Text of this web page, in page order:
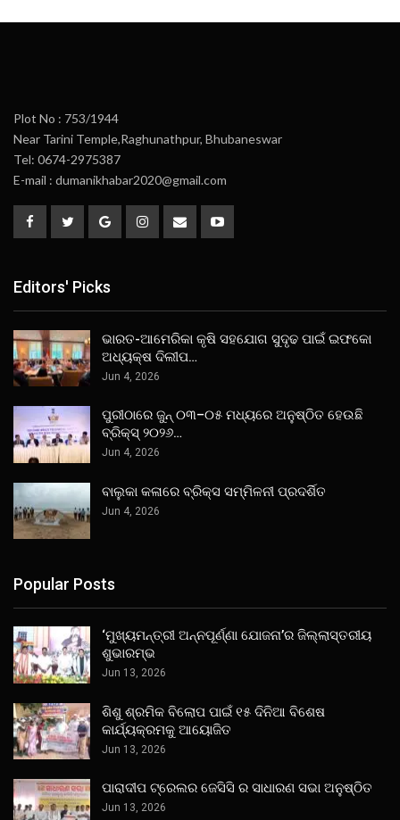
Plot No : 753/1944
Near Tarini Temple,Raghunathpur, Bhubaneswar
Tel: 0674-2975387
E-mail : dumanikhabar2020@gmail.com
Editors' Picks
ଭାରତ-ଆମେରିକା କୃଷି ସହଯୋଗ ସୁଦୃଢ ପାଇଁ ଇଫକୋ
ଅଧ୍ୟକ୍ଷ ଦିଲୀପ…
Jun 4, 2026
ପୁରୀଠାରେ ଜୁନ୍ ୦୩–୦୫ ମଧ୍ୟରେ ଅନୁଷ୍ଠିତ ହେଉଛି
ବ୍ରିକ୍ସ୍ ୨୦୨୬…
Jun 4, 2026
ବାଲୁକା କଳାରେ ବ୍ରିକ୍ସ ସମ୍ମିଳନୀ ପ୍ରଦର୍ଶିତ
Jun 4, 2026
Popular Posts
‘ମୁଖ୍ୟମନ୍ତ୍ରୀ ଅନ୍ନପୂର୍ଣ୍ଣା ଯୋଜନା’ର ଜିଲ୍ଲାସ୍ତରୀୟ
ଶୁଭାରମ୍ଭ
Jun 13, 2026
ଶିଶୁ ଶ୍ରମିକ ବିଲୋପ ପାଇଁ ୧୫ ଦିନିଆ ବିଶେଷ
କାର୍ଯ୍ୟକ୍ରମକୁ ଆୟୋଜିତ
Jun 13, 2026
ପାରାଦୀପ ଟ୍ରେଲର ଜେସିସି ର ସାଧାରଣ ସଭା ଅନୁଷ୍ଠିତ
Jun 13, 2026